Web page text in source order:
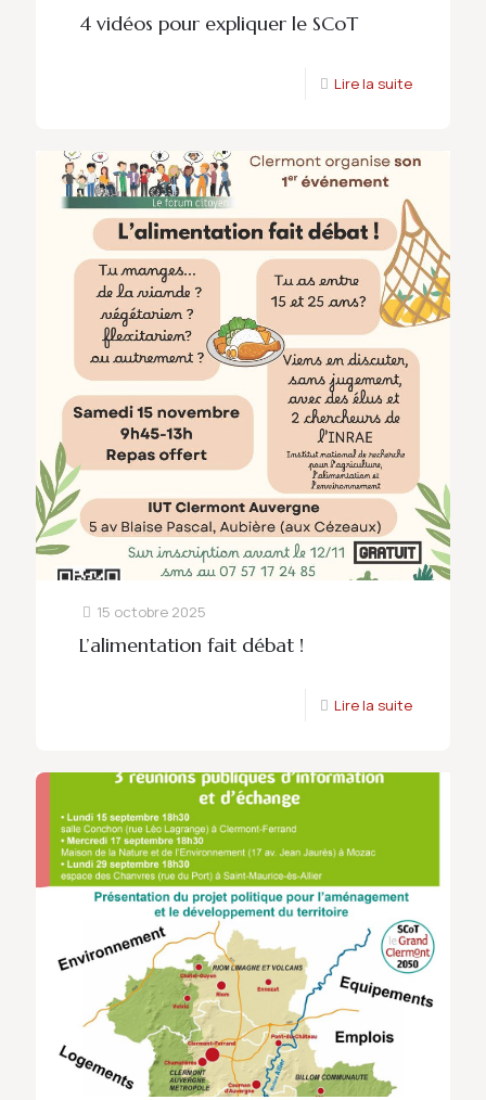
4 vidéos pour expliquer le SCoT
Lire la suite
15 octobre 2025
L’alimentation fait débat !
Lire la suite